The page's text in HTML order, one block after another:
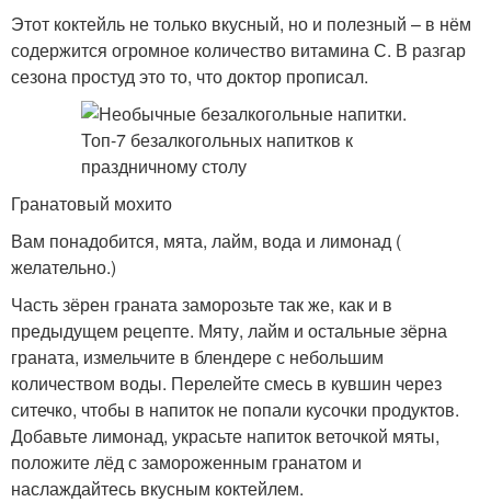
Этот коктейль не только вкусный, но и полезный – в нём
содержится огромное количество витамина С. В разгар
сезона простуд это то, что доктор прописал.
Гранатовый мохито
Вам понадобится, мята, лайм, вода и лимонад (
желательно.)
Часть зёрен граната заморозьте так же, как и в
предыдущем рецепте. Мяту, лайм и остальные зёрна
граната, измельчите в блендере с небольшим
количеством воды. Перелейте смесь в кувшин через
ситечко, чтобы в напиток не попали кусочки продуктов.
Добавьте лимонад, украсьте напиток веточкой мяты,
положите лёд с замороженным гранатом и
наслаждайтесь вкусным коктейлем.